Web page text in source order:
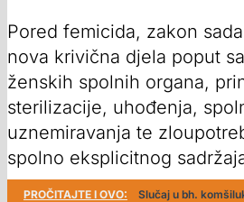
Pored femicida, zakon
nova krivična djela poput
ženskih spolnih organa,
sterilizacije, uhođenja,
uznemiravanja te
spolno eksplicitnog
PROČITAJTE I OVO:
Slučaj u bh.